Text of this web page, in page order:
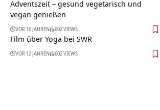
Adventszeit – gesund vegetarisch und
vegan genießen
VOR 16 JAHREN 602 VIEWS
Film über Yoga bei SWR
VOR 12 JAHREN 602 VIEWS